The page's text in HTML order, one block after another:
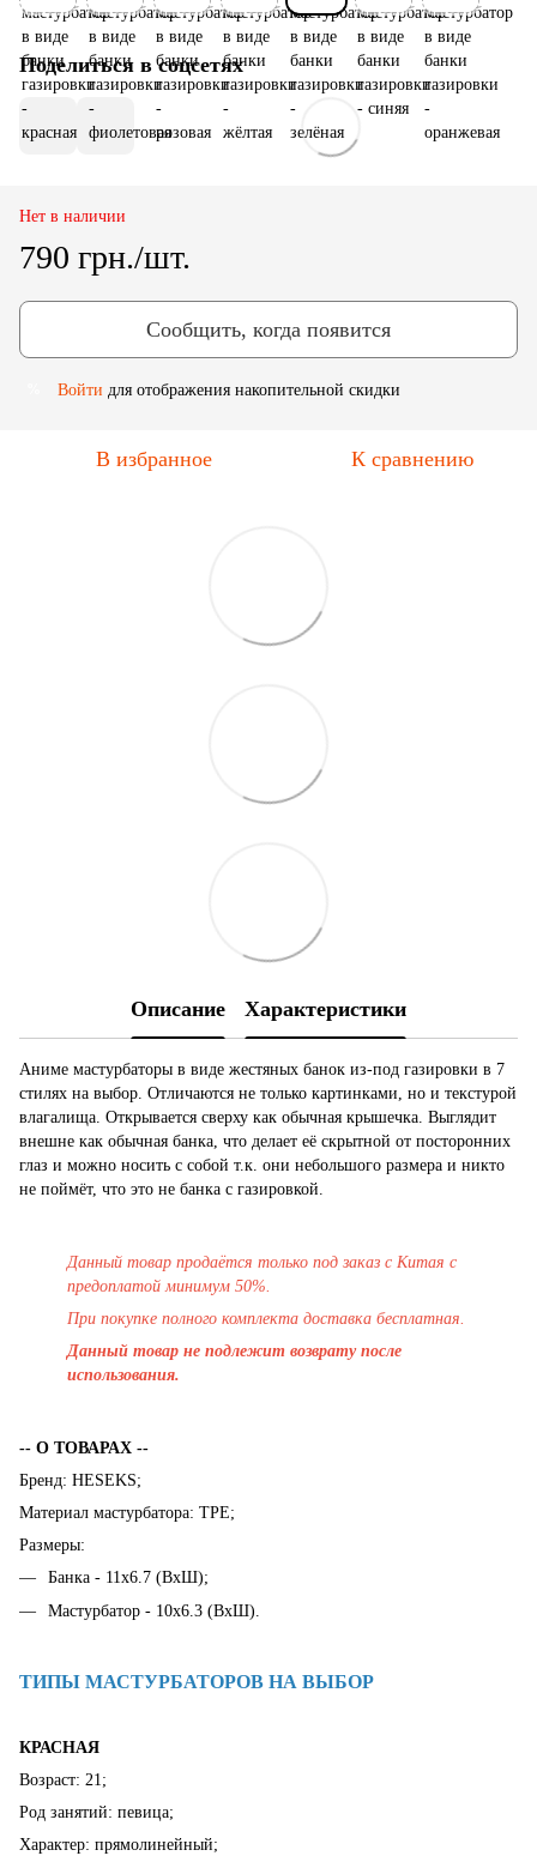
Поделиться в соцсетях
Нет в наличии
790 грн./шт.
Сообщить, когда появится
Войти для отображения накопительной скидки
В избранное К сравнению
Описание Характеристики
Аниме мастурбаторы в виде жестяных банок из-под газировки в 7
стилях на выбор. Отличаются не только картинками, но и текстурой
влагалища. Открывается сверху как обычная крышечка. Выглядит
внешне как обычная банка, что делает её скрытной от посторонних
глаз и можно носить с собой т.к. они небольшого размера и никто
не поймёт, что это не банка с газировкой.
Данный товар продаётся только под заказ с Китая с
предоплатой минимум 50%.
При покупке полного комплекта доставка бесплатная.
Данный товар не подлежит возврату после
использования.
-- О ТОВАРАХ --
Бренд: HESEKS;
Материал мастурбатора: TPE;
Размеры:
Банка - 11x6.7 (ВхШ);
Мастурбатор - 10х6.3 (ВхШ).
ТИПЫ МАСТУРБАТОРОВ НА ВЫБОР
КРАСНАЯ
Возраст: 21;
Род занятий: певица;
Характер: прямолинейный;